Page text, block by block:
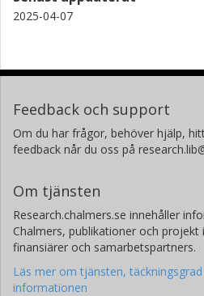
2025-04-07
Feedback och support
Om du har frågor, behöver hjälp,
feedback når du oss på
Om tjänsten
Research.chalmers.se innehåller
Chalmers, publikationer och
finansiärer och samarbetspartners.
Läs mer om tjänsten,
informationen